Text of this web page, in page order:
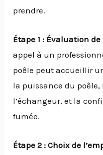
prendre.
Étape 1 : Évaluation
appel à un
poêle peut accueillir
la puissance du poêle,
l’échangeur, et la
fumée.
Étape 2 : Choix de